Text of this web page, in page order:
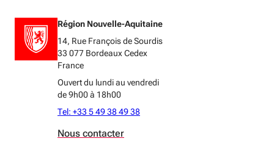
Région Nouvelle-Aquitaine
14, Rue François de Sourdis
33 077 Bordeaux Cedex
France
Ouvert du lundi au vendredi
de 9h00 à 18h00
Tel: +33 5 49 38 49 38
Nous contacter